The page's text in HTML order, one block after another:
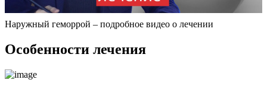
Наружный геморрой – подробное видео о лечении
Особенности лечения